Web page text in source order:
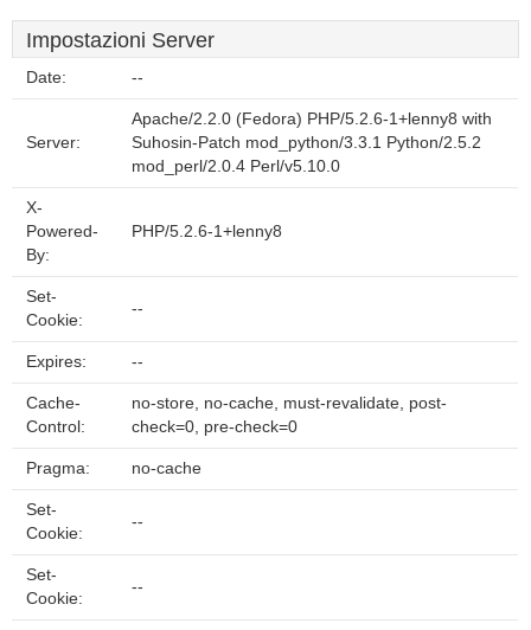
Impostazioni Server
Date: --
Server:
Apache/2.2.0 (Fedora) PHP/5.2.6-1+lenny8 with
Suhosin-Patch mod_python/3.3.1 Python/2.5.2
mod_perl/2.0.4 Perl/v5.10.0
X-
Powered-
By:
PHP/5.2.6-1+lenny8
Set-
Cookie:
--
Expires: --
Cache-
Control:
no-store, no-cache, must-revalidate, post-
check=0, pre-check=0
Pragma: no-cache
Set-
Cookie:
--
Set-
Cookie:
--